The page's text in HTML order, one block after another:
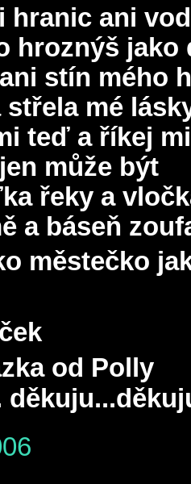
hranic ani
hroznýš jako
stín mého
mé
teď a říkej
může být
řeky a
a báseň
městečko
od Polly